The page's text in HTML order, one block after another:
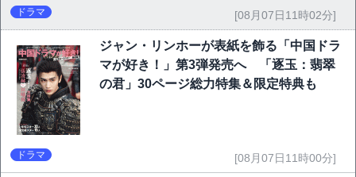
ドラマ [08月07日11時02分]
ジャン・リンホーが表紙を飾る「中国ドラ
マが好き！」第3弾発売へ 「逐玉：翡翠
の君」30ページ総力特集＆限定特典も
ドラマ [08月07日11時00分]